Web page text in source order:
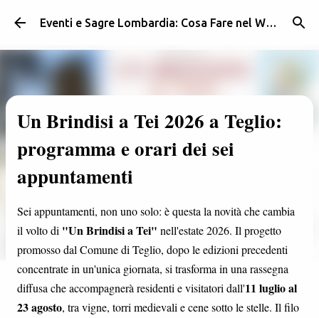
Passa ai contenuti principali Eventi e Sagre Lombardia: Cosa Fare nel Weekend | Weekendidea
Un Brindisi a Tei 2026 a Teglio:
programma e orari dei sei
appuntamenti
Sei appuntamenti, non uno solo: è questa la novità che cambia
il volto di "Un Brindisi a Tei" nell'estate 2026. Il progetto
promosso dal Comune di Teglio, dopo le edizioni precedenti
concentrate in un'unica giornata, si trasforma in una rassegna
diffusa che accompagnerà residenti e visitatori dall'11 luglio al
23 agosto, tra vigne, torri medievali e cene sotto le stelle. Il filo